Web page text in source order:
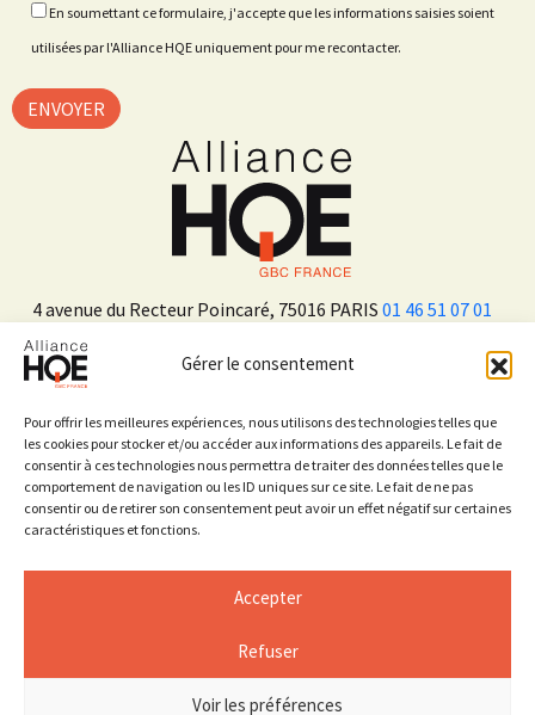
Gérer le consentement
Pour offrir les meilleures expériences, nous utilisons des technologies telles que
les cookies pour stocker et/ou accéder aux informations des appareils. Le fait de
consentir à ces technologies nous permettra de traiter des données telles que le
comportement de navigation ou les ID uniques sur ce site. Le fait de ne pas
consentir ou de retirer son consentement peut avoir un effet négatif sur certaines
caractéristiques et fonctions.
Accepter
Refuser
Voir les préférences
4 avenue du Recteur Poincaré, 75016 PARIS 01 46 51 07 01
Sur les réseaux sociaux
En soumettant ce formulaire, j'accepte que les informations saisies soient
utilisées par l'Alliance HQE uniquement pour me recontacter.
Mentions légales
Espace Presse